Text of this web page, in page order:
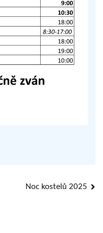
Noc kostelů 2025